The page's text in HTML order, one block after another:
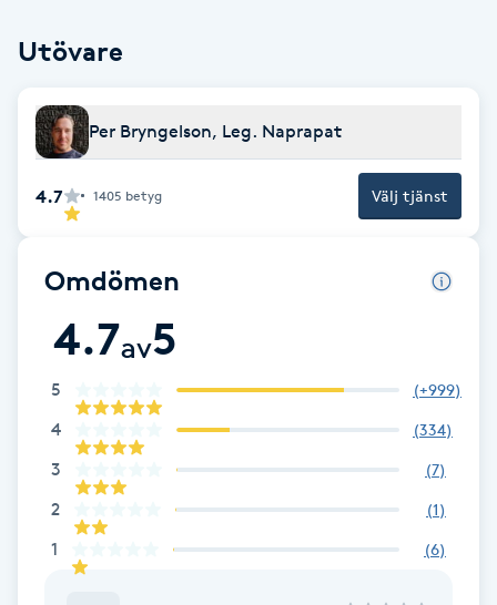
Bottenfärg
Brynformning
Brynplockning
Celluliter
Coachning
Color correction
Cryoterapi
Utövare
Per Bryngelson, Leg. Naprapat
4.7 1405 betyg Välj tjänst
Omdömen
4.7av5
5 (+999)
4 (334)
3 (7)
2 (1)
1 (6)